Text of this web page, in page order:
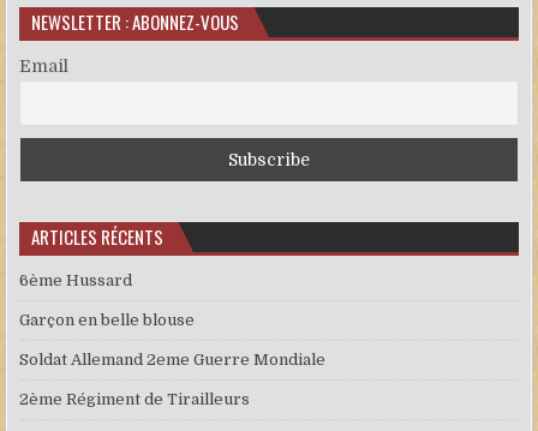
NEWSLETTER : ABONNEZ-VOUS
Email
ARTICLES RÉCENTS
6ème Hussard
Garçon en belle blouse
Soldat Allemand 2eme Guerre Mondiale
2ème Régiment de Tirailleurs